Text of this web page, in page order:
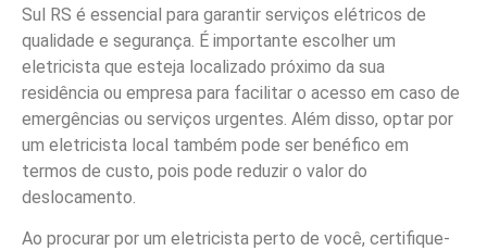
Sul RS é essencial para garantir serviços elétricos de
qualidade e segurança. É importante escolher um
eletricista que esteja localizado próximo da sua
residência ou empresa para facilitar o acesso em caso de
emergências ou serviços urgentes. Além disso, optar por
um eletricista local também pode ser benéfico em
termos de custo, pois pode reduzir o valor do
deslocamento.
Ao procurar por um eletricista perto de você, certifique-